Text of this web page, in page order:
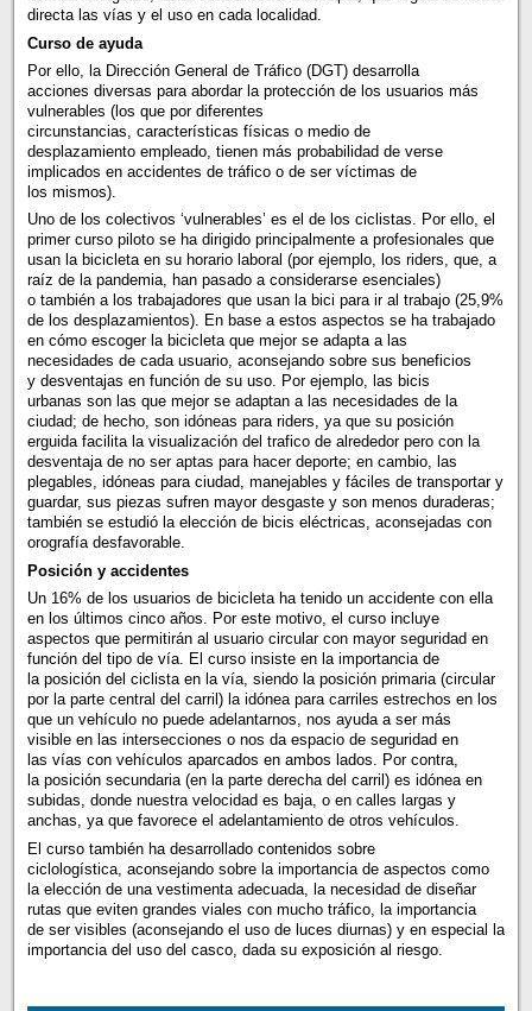
directa las vías y el uso en cada localidad.
Curso de ayuda
Por ello, la Dirección General de Tráfico (DGT) desarrolla
acciones diversas para abordar la protección de los usuarios más
vulnerables (los que por diferentes
circunstancias, características físicas o medio de
desplazamiento empleado, tienen más probabilidad de verse
implicados en accidentes de tráfico o de ser víctimas de
los mismos).
Uno de los colectivos ‘vulnerables’ es el de los ciclistas. Por ello, el
primer curso piloto se ha dirigido principalmente a profesionales que
usan la bicicleta en su horario laboral (por ejemplo, los riders, que, a
raíz de la pandemia, han pasado a considerarse esenciales)
o también a los trabajadores que usan la bici para ir al trabajo (25,9%
de los desplazamientos). En base a estos aspectos se ha trabajado
en cómo escoger la bicicleta que mejor se adapta a las
necesidades de cada usuario, aconsejando sobre sus beneficios
y desventajas en función de su uso. Por ejemplo, las bicis
urbanas son las que mejor se adaptan a las necesidades de la
ciudad; de hecho, son idóneas para riders, ya que su posición
erguida facilita la visualización del trafico de alrededor pero con la
desventaja de no ser aptas para hacer deporte; en cambio, las
plegables, idóneas para ciudad, manejables y fáciles de transportar y
guardar, sus piezas sufren mayor desgaste y son menos duraderas;
también se estudió la elección de bicis eléctricas, aconsejadas con
orografía desfavorable.
Posición y accidentes
Un 16% de los usuarios de bicicleta ha tenido un accidente con ella
en los últimos cinco años. Por este motivo, el curso incluye
aspectos que permitirán al usuario circular con mayor seguridad en
función del tipo de vía. El curso insiste en la importancia de
la posición del ciclista en la vía, siendo la posición primaria (circular
por la parte central del carril) la idónea para carriles estrechos en los
que un vehículo no puede adelantarnos, nos ayuda a ser más
visible en las intersecciones o nos da espacio de seguridad en
las vías con vehículos aparcados en ambos lados. Por contra,
la posición secundaria (en la parte derecha del carril) es idónea en
subidas, donde nuestra velocidad es baja, o en calles largas y
anchas, ya que favorece el adelantamiento de otros vehículos.
El curso también ha desarrollado contenidos sobre
ciclologística, aconsejando sobre la importancia de aspectos como
la elección de una vestimenta adecuada, la necesidad de diseñar
rutas que eviten grandes viales con mucho tráfico, la importancia
de ser visibles (aconsejando el uso de luces diurnas) y en especial la
importancia del uso del casco, dada su exposición al riesgo.